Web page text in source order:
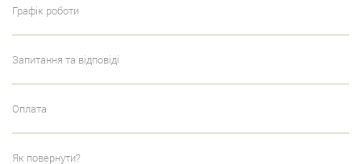
Графік роботи
Запитання та відповіді
Оплата
Як повернути?